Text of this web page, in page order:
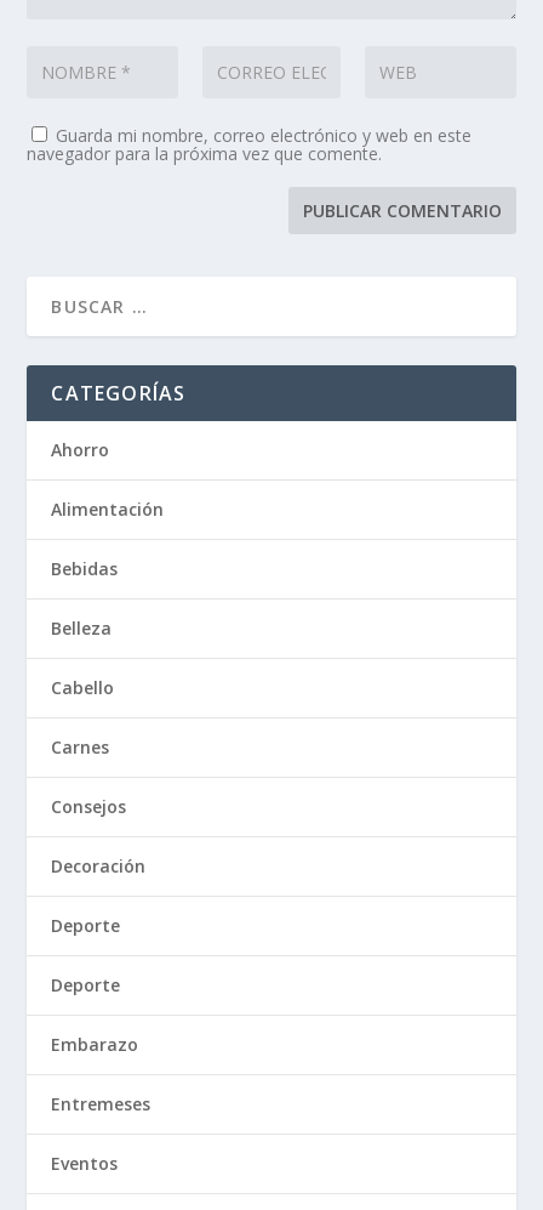
Guarda mi nombre, correo electrónico y web en este
navegador para la próxima vez que comente.
CATEGORÍAS
Ahorro
Alimentación
Bebidas
Belleza
Cabello
Carnes
Consejos
Decoración
Deporte
Deporte
Embarazo
Entremeses
Eventos